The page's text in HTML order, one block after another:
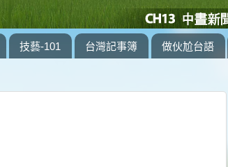
技藝-101 台灣記事簿 做伙尬台語